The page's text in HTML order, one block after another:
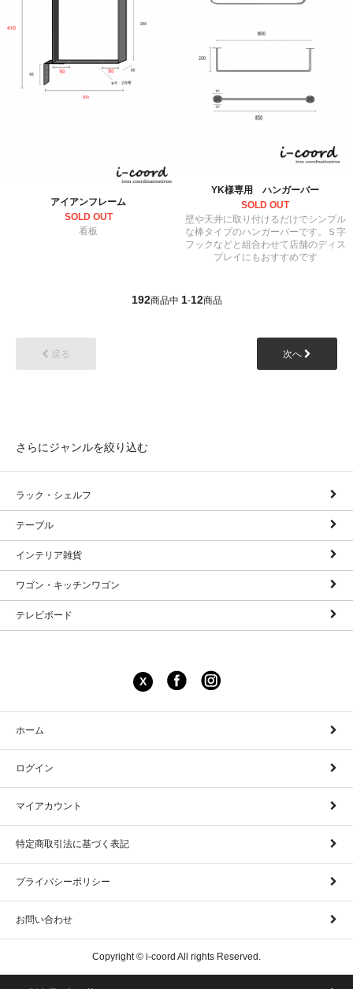
アイアンフレーム
SOLD OUT
看板
YK様専用 ハンガーバー
SOLD OUT
壁や天井に取り付けるだけでシンプル
な棒タイプのハンガーバーです。Ｓ字
フックなどと組合わせて店舗のディス
プレイにもおすすめです
192商品中 1-12商品
戻る 次へ
さらにジャンルを絞り込む
ラック・シェルフ
テーブル
インテリア雑貨
ワゴン・キッチンワゴン
テレビボード
X
ホーム
ログイン
マイアカウント
特定商取引法に基づく表記
プライバシーポリシー
お問い合わせ
Copyright © i-coord All rights Reserved.